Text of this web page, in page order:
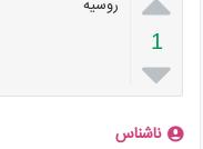
1

روسیه
ناشناس